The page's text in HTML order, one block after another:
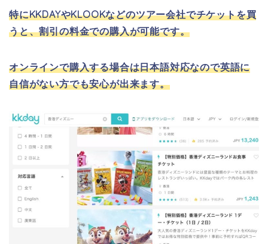
特にKKDAYやKLOOKなどのツアー会社でチケットを買
うと、割引の料金での購入が可能です。
オンラインで購入する場合は日本語対応なので英語に
自信がない方でも安心が出来ます。